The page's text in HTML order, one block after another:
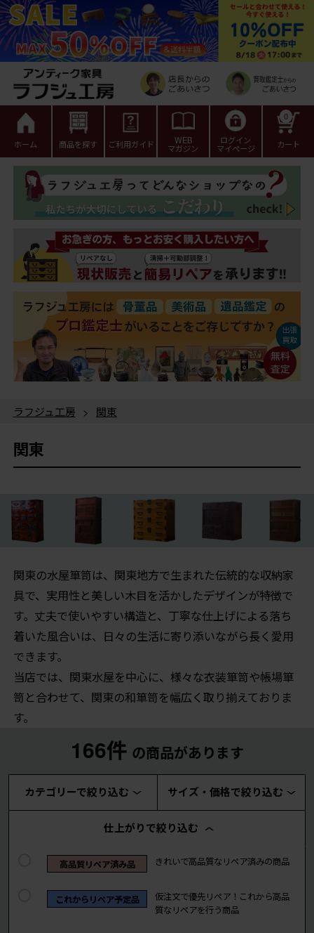
ホーム 商品を探す ご利用ガイド WEB
マガジン
ログイン
マイページ カート
0
ラフジュ工房 > 関東
関東
関東の水屋箪笥は、関東地方で生まれた伝統的な収納家
具で、実用性と美しい木目を活かしたデザインが特徴で
す。丈夫で使いやすい構造と、丁寧な仕上げによる落ち
着いた風合いは、日々の生活に寄り添いながら長く愛用
できます。
当店では、関東水屋を中心に、様々な衣装箪笥や帳場箪
笥と合わせて、関東の和箪笥を幅広く取り揃えておりま
す。
166件 の商品があります
カテゴリーで絞り込む サイズ・価格で絞り込む
仕上がりで絞り込む
高品質リペア済み品 きれいで高品質なリペア済みの商品
これからリペア予定品
仮注文で優先リペア！これから高品
質なリペアを行う商品